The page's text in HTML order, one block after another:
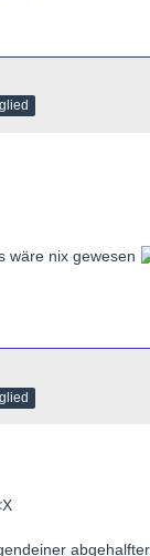
wäre nix gewesen